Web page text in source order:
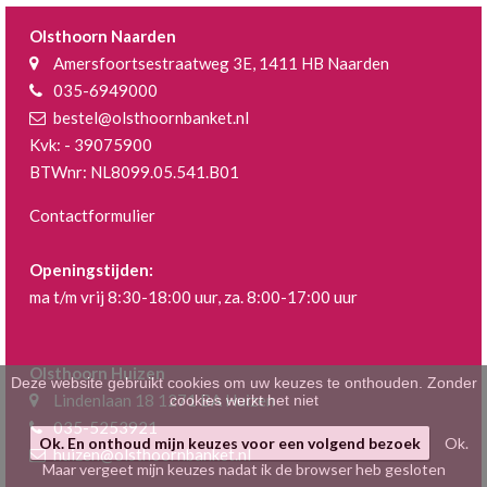
Klein gebak
Hartig
Zoet
Bonbons / Chocolade
Dieet/allergie
Werken bij >
Olsthoorn Naarden
Amersfoortsestraatweg 3E, 1411 HB Naarden
035-6949000
bestel@olsthoornbanket.nl
Kvk: - 39075900
BTWnr: NL8099.05.541.B01
Contactformulier
Openingstijden:
ma t/m vrij 8:30-18:00 uur, za. 8:00-17:00 uur
Olsthoorn Huizen
Lindenlaan 18 1271 BA Huizen
035-5253921
huizen@olsthoornbanket.nl
Deze website gebruikt cookies om uw keuzes te onthouden. Zonder
cookies werkt het niet
Ok. En onthoud mijn keuzes voor een volgend bezoek
Ok.
Maar vergeet mijn keuzes nadat ik de browser heb gesloten